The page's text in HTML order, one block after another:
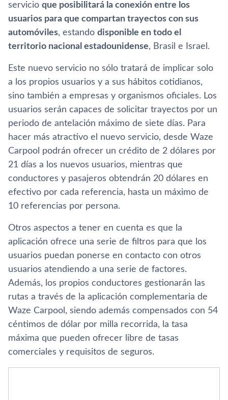
servicio que posibilitará la conexión entre los
usuarios para que compartan trayectos con sus
automóviles, estando disponible en todo el
territorio nacional estadounidense, Brasil e Israel.
Este nuevo servicio no sólo tratará de implicar solo
a los propios usuarios y a sus hábitos cotidianos,
sino también a empresas y organismos oficiales. Los
usuarios serán capaces de solicitar trayectos por un
periodo de antelación máximo de siete dí­as. Para
hacer más atractivo el nuevo servicio, desde Waze
Carpool podrán ofrecer un crédito de 2 dólares por
21 dí­as a los nuevos usuarios, mientras que
conductores y pasajeros obtendrán 20 dólares en
efectivo por cada referencia, hasta un máximo de
10 referencias por persona.
Otros aspectos a tener en cuenta es que la
aplicación ofrece una serie de filtros para que los
usuarios puedan ponerse en contacto con otros
usuarios atendiendo a una serie de factores.
Además, los propios conductores gestionarán las
rutas a través de la aplicación complementaria de
Waze Carpool, siendo además compensados con 54
céntimos de dólar por milla recorrida, la tasa
máxima que pueden ofrecer libre de tasas
comerciales y requisitos de seguros.